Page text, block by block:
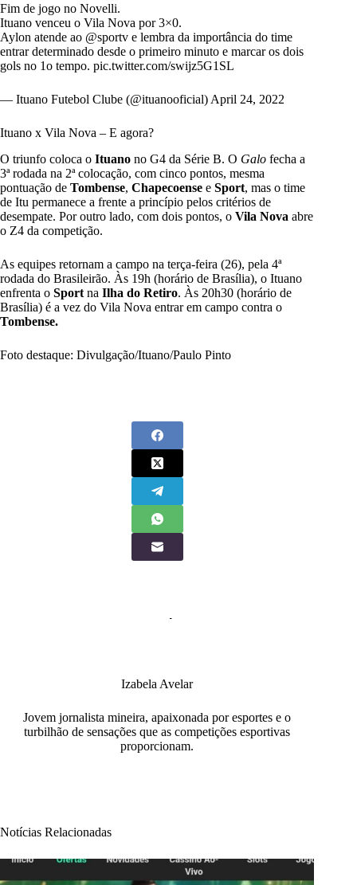
Fim de jogo no Novelli.
Ituano venceu o Vila Nova por 3×0.
Aylon atende ao @sportv e lembra da importância do time
entrar determinado desde o primeiro minuto e marcar os dois
gols no 1o tempo. pic.twitter.com/swijz5G1SL
— Ituano Futebol Clube (@ituanooficial) April 24, 2022
Ituano x Vila Nova – E agora?
O triunfo coloca o Ituano no G4 da Série B. O Galo fecha a
3ª rodada na 2ª colocação, com cinco pontos, mesma
pontuação de Tombense, Chapecoense e Sport, mas o time
de Itu permanece a frente a princípio pelos critérios de
desempate. Por outro lado, com dois pontos, o Vila Nova abre
o Z4 da competição.
As equipes retornam a campo na terça-feira (26), pela 4ª
rodada do Brasileirão. Às 19h (horário de Brasília), o Ituano
enfrenta o Sport na Ilha do Retiro. Às 20h30 (horário de
Brasília) é a vez do Vila Nova entrar em campo contra o
Tombense.
Foto destaque: Divulgação/Ituano/Paulo Pinto
Izabela Avelar
Jovem jornalista mineira, apaixonada por esportes e o
turbilhão de sensações que as competições esportivas
proporcionam.
Notícias Relacionadas